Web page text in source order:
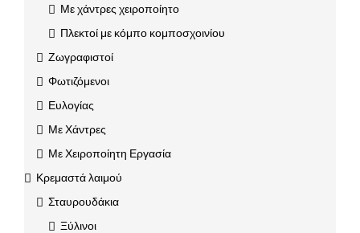
Με χάντρες χειροποίητο
Πλεκτοί με κόμπο κομποσχοινίου
Ζωγραφιστοί
Φωτιζόμενοι
Ευλογίας
Με Χάντρες
Με Χειροποίητη Εργασία
Κρεμαστά λαιμού
Σταυρουδάκια
Ξύλινοι